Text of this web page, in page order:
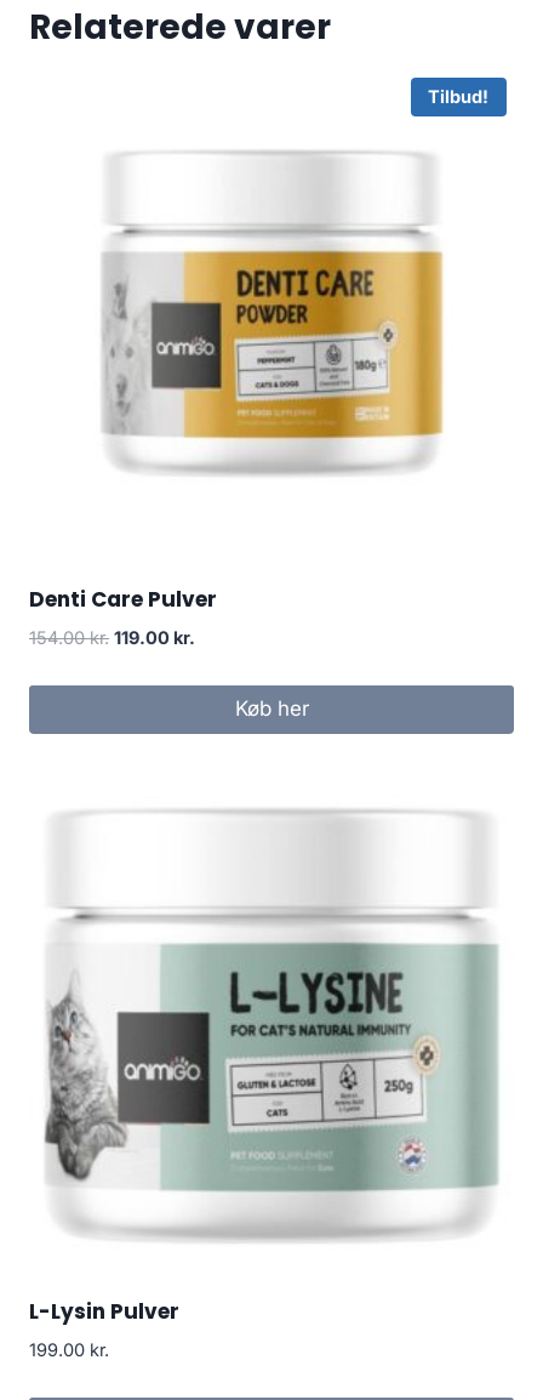
Relaterede varer
Tilbud!
Denti Care Pulver
154.00kr. Den
pris
119.00 kr.
pris
Køb her
L-Lysin Pulver
199.00 kr.